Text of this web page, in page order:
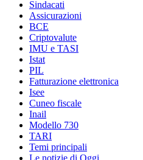
Sindacati
Assicurazioni
BCE
Criptovalute
IMU e TASI
Istat
PIL
Fatturazione elettronica
Isee
Cuneo fiscale
Inail
Modello 730
TARI
Temi principali